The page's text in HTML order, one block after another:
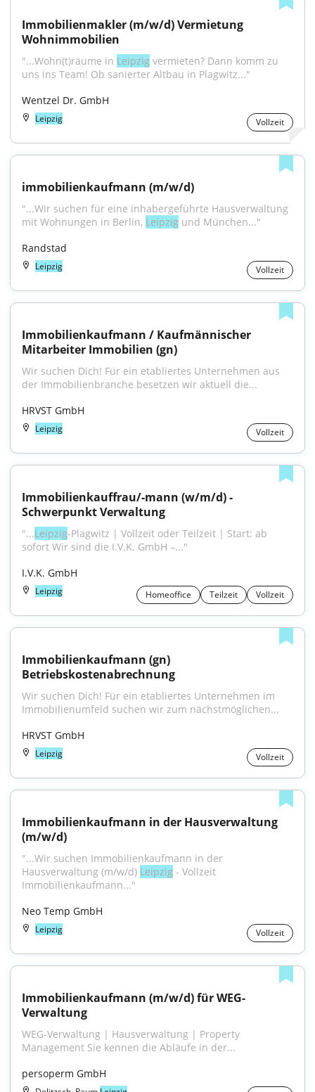
Immobilienmakler (m/w/d) Vermietung
Wohnimmobilien
"...Wohn(t)räume in Leipzig vermieten? Dann komm zu
uns ins Team! Ob sanierter Altbau in Plagwitz..."
Wentzel Dr. GmbH
Leipzig Vollzeit
immobilienkaufmann (m/w/d)
"...Wir suchen für eine inhabergeführte Hausverwaltung
mit Wohnungen in Berlin, Leipzig und München..."
Randstad
Leipzig Vollzeit
Immobilienkaufmann / Kaufmännischer
Mitarbeiter Immobilien (gn)
Wir suchen Dich! Für ein etabliertes Unternehmen aus
der Immobilienbranche besetzen wir aktuell die...
HRVST GmbH
Leipzig Vollzeit
Immobilienkauffrau/-mann (w/m/d) -
Schwerpunkt Verwaltung
"...Leipzig-Plagwitz | Vollzeit oder Teilzeit | Start: ab
sofort Wir sind die I.V.K. GmbH –..."
I.V.K. GmbH
Leipzig Homeoffice Teilzeit Vollzeit
Immobilienkaufmann (gn)
Betriebskostenabrechnung
Wir suchen Dich! Für ein etabliertes Unternehmen im
Immobilienumfeld suchen wir zum nächstmöglichen...
HRVST GmbH
Leipzig Vollzeit
Immobilienkaufmann in der Hausverwaltung
(m/w/d)
"...Wir suchen Immobilienkaufmann in der
Hausverwaltung (m/w/d) Leipzig - Vollzeit
Immobilienkaufmann..."
Neo Temp GmbH
Leipzig Vollzeit
Immobilienkaufmann (m/w/d) für WEG-
Verwaltung
WEG-Verwaltung | Hausverwaltung | Property
Management Sie kennen die Abläufe in der...
persoperm GmbH